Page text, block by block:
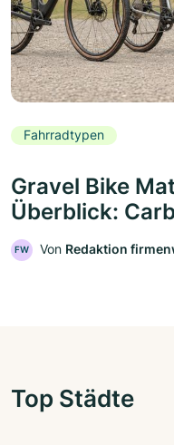
Fahrradtypen
Gravel Bike
Überblick:
FW Von Redaktion
Top Städte